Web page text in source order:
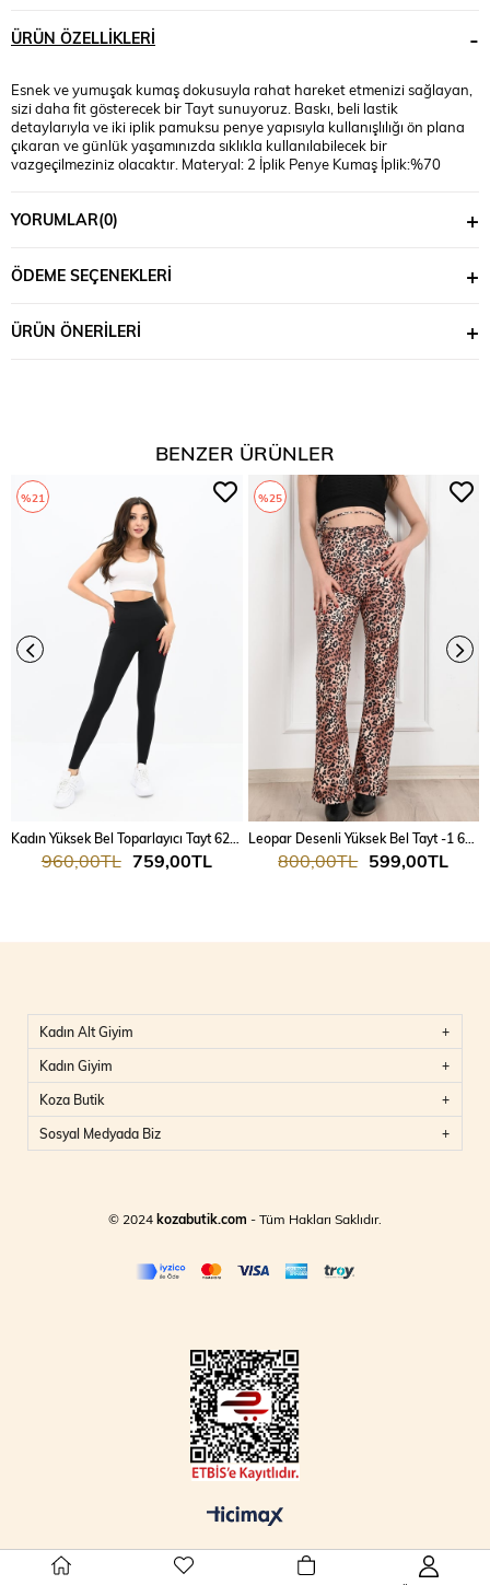
ÜRÜN ÖZELLIKLERI
Esnek ve yumuşak kumaş dokusuyla rahat hareket etmenizi sağlayan,
sizi daha fit gösterecek bir Tayt sunuyoruz. Baskı, beli lastik
detaylarıyla ve iki iplik pamuksu penye yapısıyla kullanışlılığı ön plana
çıkaran ve günlük yaşamınızda sıklıkla kullanılabilecek bir
vazgeçilmeziniz olacaktır. Materyal: 2 İplik Penye Kumaş İplik:%70
''Koza Butik'' güvencesi altındadır.*
YORUMLAR(0)
ÖDEME SEÇENEKLERI
ÜRÜN ÖNERILERI
BENZER ÜRÜNLER
Kadın Yüksek Bel Toparlayıcı Tayt 6276-24
759,00TL
960,00TL
%21
Leopar Desenli Yüksek Bel Tayt -1 6079-22
599,00TL
800,00TL
%25
Kadın Alt Giyim
Kadın Giyim
Koza Butik
Sosyal Medyada Biz
© 2024kozabutik.com - Tüm Hakları Saklıdır.